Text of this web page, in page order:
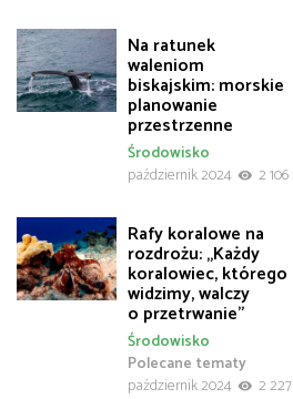
Na ratunek
waleniom
biskajskim: morskie
planowanie
przestrzenne
Środowisko
październik 2024
2 106
Rafy koralowe na
rozdrożu: „Każdy
koralowiec, którego
widzimy, walczy
o przetrwanie”
Polecane tematy
Środowisko
październik 2024
2 227